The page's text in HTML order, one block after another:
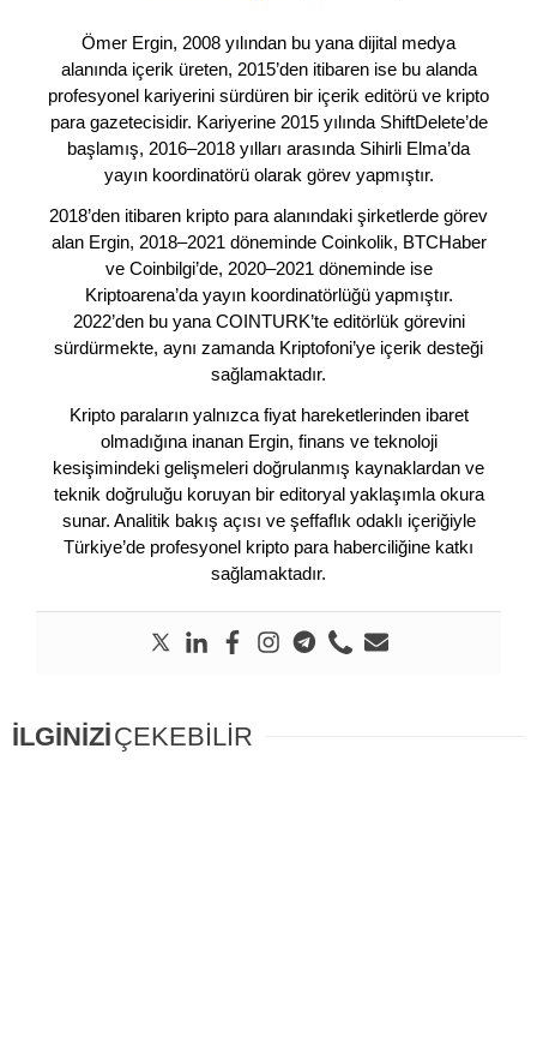
Ömer Ergin, 2008 yılından bu yana dijital medya
alanında içerik üreten, 2015’den itibaren ise bu alanda
profesyonel kariyerini sürdüren bir içerik editörü ve kripto
para gazetecisidir. Kariyerine 2015 yılında ShiftDelete’de
başlamış, 2016–2018 yılları arasında Sihirli Elma’da
yayın koordinatörü olarak görev yapmıştır.
2018’den itibaren kripto para alanındaki şirketlerde görev
alan Ergin, 2018–2021 döneminde Coinkolik, BTCHaber
ve Coinbilgi’de, 2020–2021 döneminde ise
Kriptoarena’da yayın koordinatörlüğü yapmıştır.
2022’den bu yana COINTURK’te editörlük görevini
sürdürmekte, aynı zamanda Kriptofoni’ye içerik desteği
sağlamaktadır.
Kripto paraların yalnızca fiyat hareketlerinden ibaret
olmadığına inanan Ergin, finans ve teknoloji
kesişimindeki gelişmeleri doğrulanmış kaynaklardan ve
teknik doğruluğu koruyan bir editoryal yaklaşımla okura
sunar. Analitik bakış açısı ve şeffaflık odaklı içeriğiyle
Türkiye’de profesyonel kripto para haberciliğine katkı
sağlamaktadır.
İLGİNİZİÇEKEBİLİR